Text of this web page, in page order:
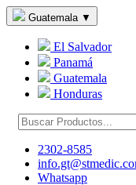
Guatemala ▼
El Salvador
Panamá
Guatemala
Honduras
2302-8585
Whatsapp